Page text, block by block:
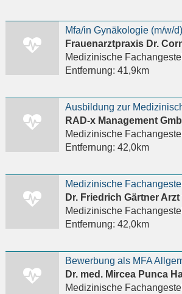
Frauenarztpraxis Dr.
Medizinische
Entfernung: 41,9km
RAD-x Management
Medizinische
Entfernung: 42,0km
Medizinische
Dr. Friedrich Gärtner
Medizinische
Entfernung: 42,0km
Dr. med. Mircea Punca
Medizinische